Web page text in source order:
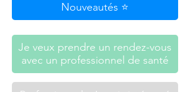
Je veux prendre un rendez-vous
avec un professionnel de santé
Nouveautés ⭐